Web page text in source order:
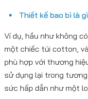
Thiết kế bao bì là gì
Ví dụ, hầu như không
một chiếc túi cotton,
phù hợp với thương
sử dụng lại trong
sức hấp dẫn như một